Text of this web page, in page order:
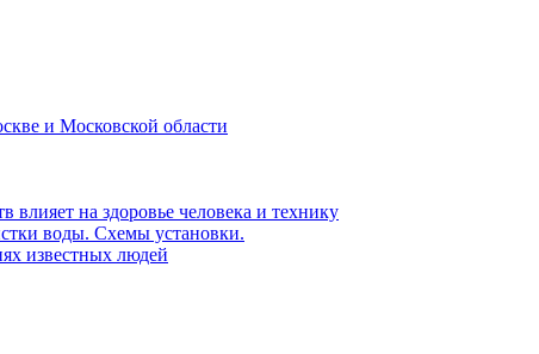
и Московской области
на здоровье человека и технику
воды. Схемы установки.
известных людей